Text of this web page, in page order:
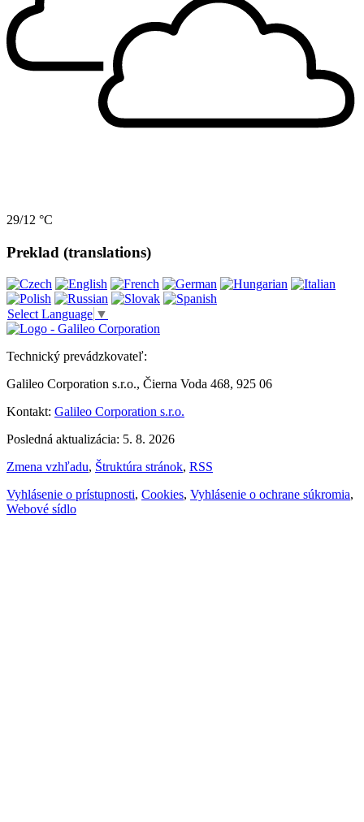
29/12 °C
Preklad (translations)
Select Language ▼
Technický prevádzkovateľ:
Galileo Corporation s.r.o., Čierna Voda 468, 925 06
Kontakt: Galileo Corporation s.r.o.
Posledná aktualizácia: 5. 8. 2026
Zmena vzhľadu, Štruktúra stránok, RSS
Vyhlásenie o prístupnosti, Cookies, Vyhlásenie o ochrane súkromia,
Webové sídlo